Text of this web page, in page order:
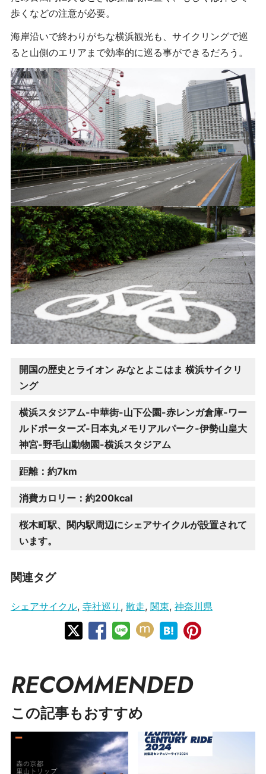
歩くなどの注意が必要。
海岸沿いで終わりがちな横浜観光も、サイクリングで巡
ると山側のエリアまで効率的に巡る事ができるだろう。
開国の歴史とライオン みなとよこはま 横浜サイクリ
ング
横浜スタジアム-中華街-山下公園-赤レンガ倉庫-ワー
ルドポーターズ-日本丸メモリアルパーク-伊勢山皇大
神宮-野毛山動物園-横浜スタジアム
距離：約7km
消費カロリー：約200kcal
桜木町駅、関内駅周辺にシェアサイクルが設置されて
います。
関連タグ
シェアサイクル, 寺社巡り , 散走, 関東, 神奈川県
RECOMMENDED
この記事もおすすめ